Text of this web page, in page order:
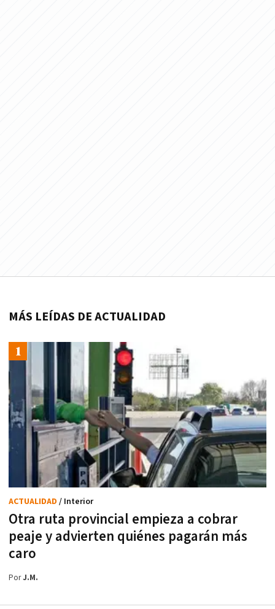
MÁS LEÍDAS DE ACTUALIDAD
Otra ruta provincial empieza a cobrar
peaje y advierten quiénes pagarán más
caro
ACTUALIDAD / Interior
PorJ.M.